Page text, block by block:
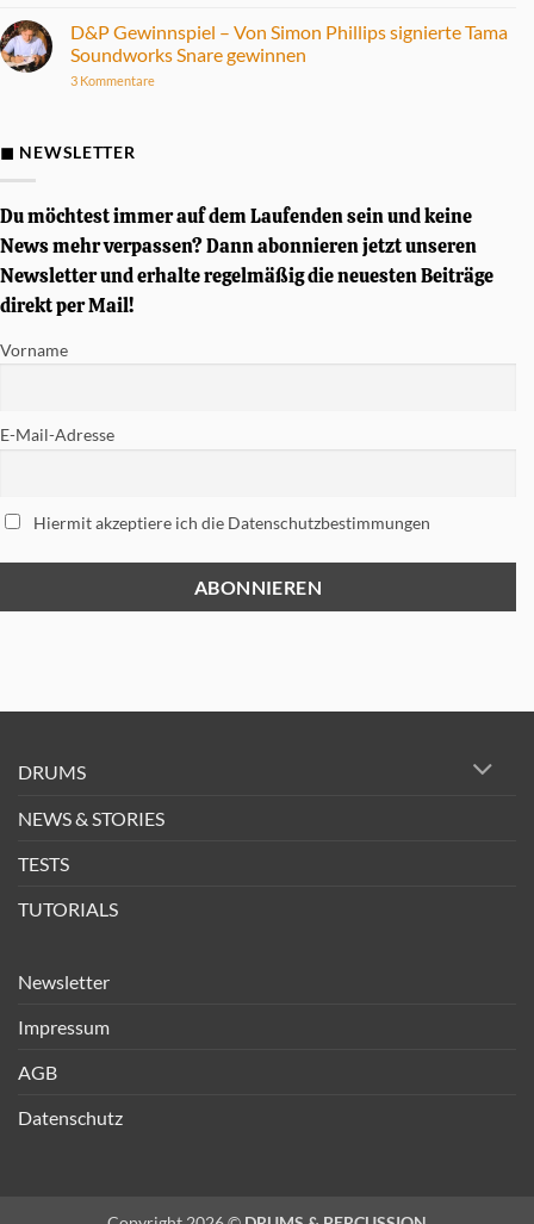
Drum
Set
im
Fünf
Alben
mit
Drumsound
D&P Gewinnspiel – Von Simon Phillips signierte Tama
Soundworks Snare gewinnen
3 Kommentarezu
Soundworks
gewinnen
◼ NEWSLETTER
Du möchtest immer auf dem Laufenden sein und keine
News mehr verpassen? Dann abonnieren jetzt unseren
Newsletter und erhalte regelmäßig die neuesten Beiträge
direkt per Mail!
Vorname
E-Mail-Adresse
Hiermit akzeptiere ich die Datenschutzbestimmungen
DRUMS
NEWS & STORIES
TESTS
TUTORIALS
Newsletter
Impressum
AGB
Datenschutz